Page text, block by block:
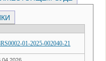
01-2025-002040-21